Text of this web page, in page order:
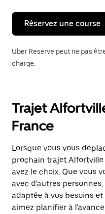
Échap
pour
fermer
calendrier.
Réservez une course
Uber Reserve peut ne pas
charge.
Trajet
France
Lorsque vous vous
prochain trajet Alfortville
avez le choix. Que vous
avec d'autres
adaptée à vos besoins
aimez planifier à